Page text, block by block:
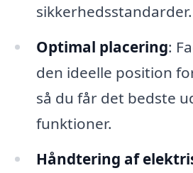
sikkerhedsstandarder.
Optimal placering:
den ideelle position
så du får det bedste
funktioner.
Håndtering af